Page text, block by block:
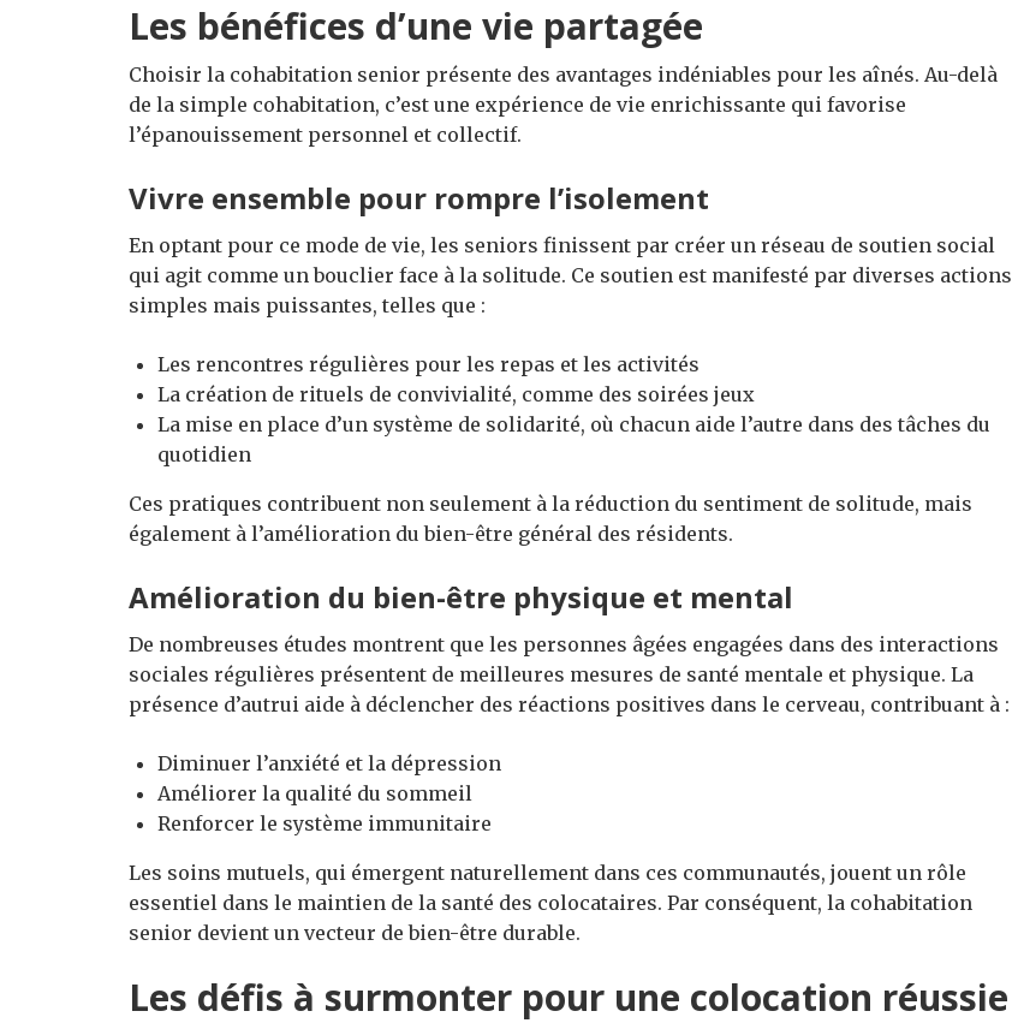
Les bénéfices d’une vie partagée
Choisir la cohabitation senior présente des avantages indéniables pour les aînés. Au-delà
de la simple cohabitation, c’est une expérience de vie enrichissante qui favorise
l’épanouissement personnel et collectif.
Vivre ensemble pour rompre l’isolement
En optant pour ce mode de vie, les seniors finissent par créer un réseau de soutien social
qui agit comme un bouclier face à la solitude. Ce soutien est manifesté par diverses actions
simples mais puissantes, telles que :
Les rencontres régulières pour les repas et les activités
La création de rituels de convivialité, comme des soirées jeux
La mise en place d’un système de solidarité, où chacun aide l’autre dans des tâches du
quotidien
Ces pratiques contribuent non seulement à la réduction du sentiment de solitude, mais
également à l’amélioration du bien-être général des résidents.
Amélioration du bien-être physique et mental
De nombreuses études montrent que les personnes âgées engagées dans des interactions
sociales régulières présentent de meilleures mesures de santé mentale et physique. La
présence d’autrui aide à déclencher des réactions positives dans le cerveau, contribuant à :
Diminuer l’anxiété et la dépression
Améliorer la qualité du sommeil
Renforcer le système immunitaire
Les soins mutuels, qui émergent naturellement dans ces communautés, jouent un rôle
essentiel dans le maintien de la santé des colocataires. Par conséquent, la cohabitation
senior devient un vecteur de bien-être durable.
Les défis à surmonter pour une colocation réussie